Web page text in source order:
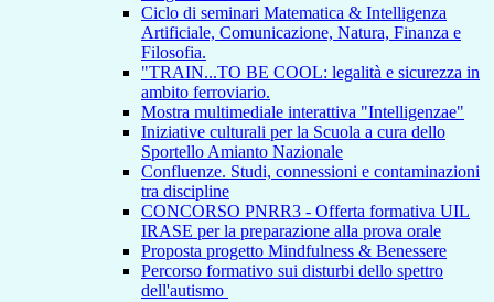
Ciclo di seminari Matematica & Intelligenza
Artificiale, Comunicazione, Natura, Finanza e
Filosofia.
"TRAIN...TO BE COOL: legalità e sicurezza in
ambito ferroviario.
Mostra multimediale interattiva "Intelligenzae"
Iniziative culturali per la Scuola a cura dello
Sportello Amianto Nazionale
Confluenze. Studi, connessioni e contaminazioni
tra discipline
CONCORSO PNRR3 - Offerta formativa UIL
IRASE per la preparazione alla prova orale
Proposta progetto Mindfulness & Benessere
Percorso formativo sui disturbi dello spettro
dell'autismo